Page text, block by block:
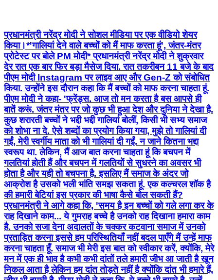
प्रधानमंत्री नरेंद्र मोदी ने सोशल मीडिया पर एक वीडियो शेयर
किया।*'गालियां देने वाले बच्चों को मैं माफ करता हूं', जंतर-मंतर
प्रोटेस्ट पर बोले PM मोदी* प्रधानमंत्री नरेंद्र मोदी ने शुक्रवार
देर रात एक बार फिर बड़ा मैसेज दिया. रात तकरीबन 11 बजे के बाद
पीएम मोदी Instagram पर लाइव आए और Gen-Z को संबोधित
किया. उन्होंने इस दौरान कहा कि मैं बच्चों को माफ करना चाहता हूं.
पीएम मोदी ने कहा- 'फ्रेंड्स. आज तो मन करता है बस आपसे ही
बातें करूं. जंतर मंतर पर जो कुछ भी हुआ देश और दुनिया ने देखा है.
कुछ शरारती बच्चों ने भद्दी भद्दी गालियां बोलीं, किसी भी सभ्य समाज
को शोभा ना दे. ऐसे शब्दों का प्रयोग किया गया, मुझे तो गालियां दी
गईं, मेरी स्वर्गीय माता को भी गालियां दी गईं. न जाने कितना भद्दा
स्वरूप था. लेकिन, मैं आज बात करना चाहता हूं कि बचपन में
गलतियां होती हैं और बचपन में गलतियों से सुधरने का अवसर भी
होता है और यही तो बचपना है. इसलिए मैं समाज के अंदर जो
आक्रोश है उसको भली भांति समझ सकता हूं. एक कल्चरल शॉक है
की हमारी बेटियां इस प्रकार की भाषा कैसे बोल सकती हैं?
प्रधानमंत्री ने आगे कहा कि, 'समय है इन बच्चों को गले लगा कर के
राह दिखाने काम... ये गुमराह बच्चे है उनको राह दिखाना हमारा काम
है. उनको सजा देना अदालतों के चक्कर कटवाना समाज में उनको
प्रताड़ित करना इससे हम परिस्थितियाँ नहीं बदल पाएँगे मैं उन्हें माफ
करना चाहता हूँ. समाज भी मेरी इस बात को स्वीकार करें, क्योंकि, मेरे
मन में एक ही भाव है कभी कभी दांतों तले हमारी जीभ आ जाती है खून
निकल आता है लेकिन हम दांत तोड़ते नहीं है क्योंकि दांत भी हमारे हैं,